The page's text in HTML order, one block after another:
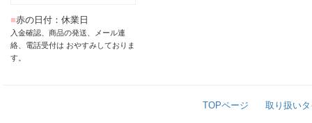
■赤の日付：休業日
入金確認、商品の発送、メール連
絡、電話受付は おやすみしておりま
す。
TOPページ 取り扱い